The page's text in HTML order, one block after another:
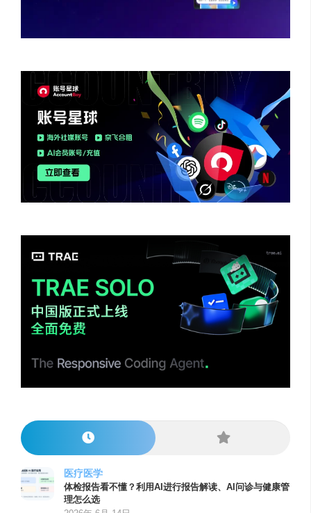
医疗医学
体检报告看不懂？利用AI进行报告解读、AI问诊与健康管
理怎么选